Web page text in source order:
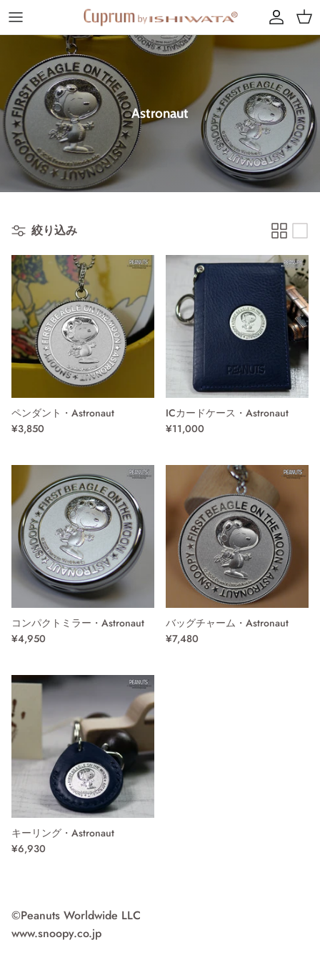
コ
ン
へ
ス
キ
ッ
PEANUTS TOP
Great Author
Flying Ace
Astronaut
Beagle Scouts
Sanrio Characters TOP
Gingham Teatime Leather
ギンガムティータイム / Gingham Teatime
Cinnamorolle x Cuprum by ISHIWATA
Hello Kitty 50th Collection
My Melody 50th & Kuromi 20th Anniversaries
Cuprum by ISHIWATA TOP
Cuprum uni（電鋳単体）
電鋳ｘレザー
電鋳×布（moda Japan)
Astronaut
絞り込み
ペンダント・Astronaut
¥3,850
ICカードケース・Astronaut
¥11,000
コンパクトミラー・Astronaut
¥4,950
バッグチャーム・Astronaut
¥7,480
キーリング・Astronaut
¥6,930
©Peanuts Worldwide LLC
www.snoopy.co.jp